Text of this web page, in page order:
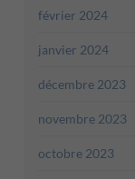
février 2024
janvier 2024
décembre 2023
novembre 2023
octobre 2023